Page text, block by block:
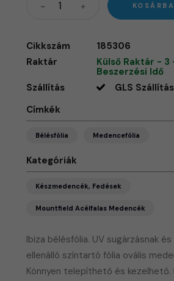
Ibiza bélésfólia. UV sugárzásnak
ellenálló színtartó fólia ovális
Könnyen telepíthető és kezelhető.
KOSÁRBA
Cikkszám
185306
Raktár
Külső Raktár - 3
Beszerzési Idő
Szállítás
GLS Szállítás
Címkék
Bélésfólia Medencefólia
Kategóriák
Készmedencék, Fedések
Mountfield Acélfalas Medencék